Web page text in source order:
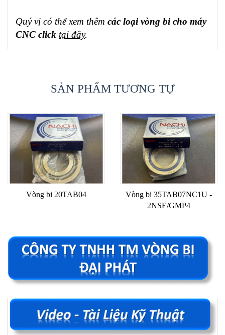
Quý vị có thể xem thêm các loại vòng bi cho máy
CNC click tại đây.
SẢN PHẨM TƯƠNG TỰ
Vòng bi 20TAB04
Vòng bi 35TAB07NC1U -
2NSE/GMP4